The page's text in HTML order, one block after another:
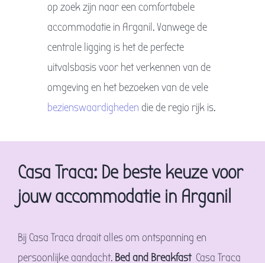
op zoek zijn naar een comfortabele
accommodatie in Arganil. Vanwege de
centrale ligging is het de perfecte
uitvalsbasis voor het verkennen van de
omgeving en het bezoeken van de vele
bezienswaardigheden die de regio rijk is.
Casa Traca: De beste keuze voor
jouw accommodatie in Arganil
Bij Casa Traca draait alles om ontspanning en
persoonlijke aandacht. Bed and BreakfastCasa Traca